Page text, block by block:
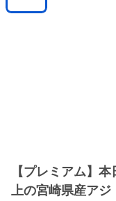
【プレミアム】
上の宮崎県産ア